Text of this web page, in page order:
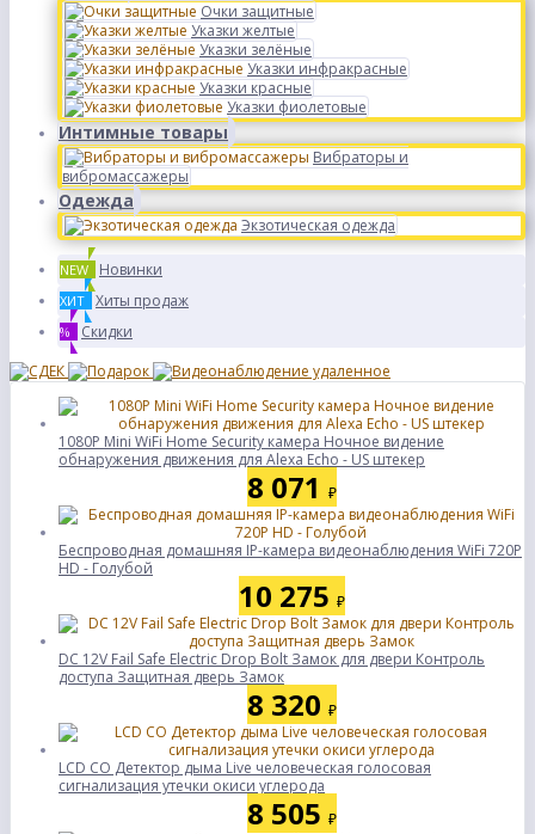
Очки защитные
Указки желтые
Указки зелёные
Указки инфракрасные
Указки красные
Указки фиолетовые
Интимные товары
Вибраторы и
вибромассажеры
Одежда
Экзотическая одежда
NEW Новинки
ХИТ Хиты продаж
% Скидки
1080P Mini WiFi Home Security камера Ночное видение
обнаружения движения для Alexa Echo - US штекер
8 071 ₽
Беспроводная домашняя IP-камера видеонаблюдения WiFi 720P
HD - Голубой
10 275 ₽
DC 12V Fail Safe Electric Drop Bolt Замок для двери Контроль
доступа Защитная дверь Замок
8 320 ₽
LCD CO Детектор дыма Live человеческая голосовая
сигнализация утечки окиси углерода
8 505 ₽